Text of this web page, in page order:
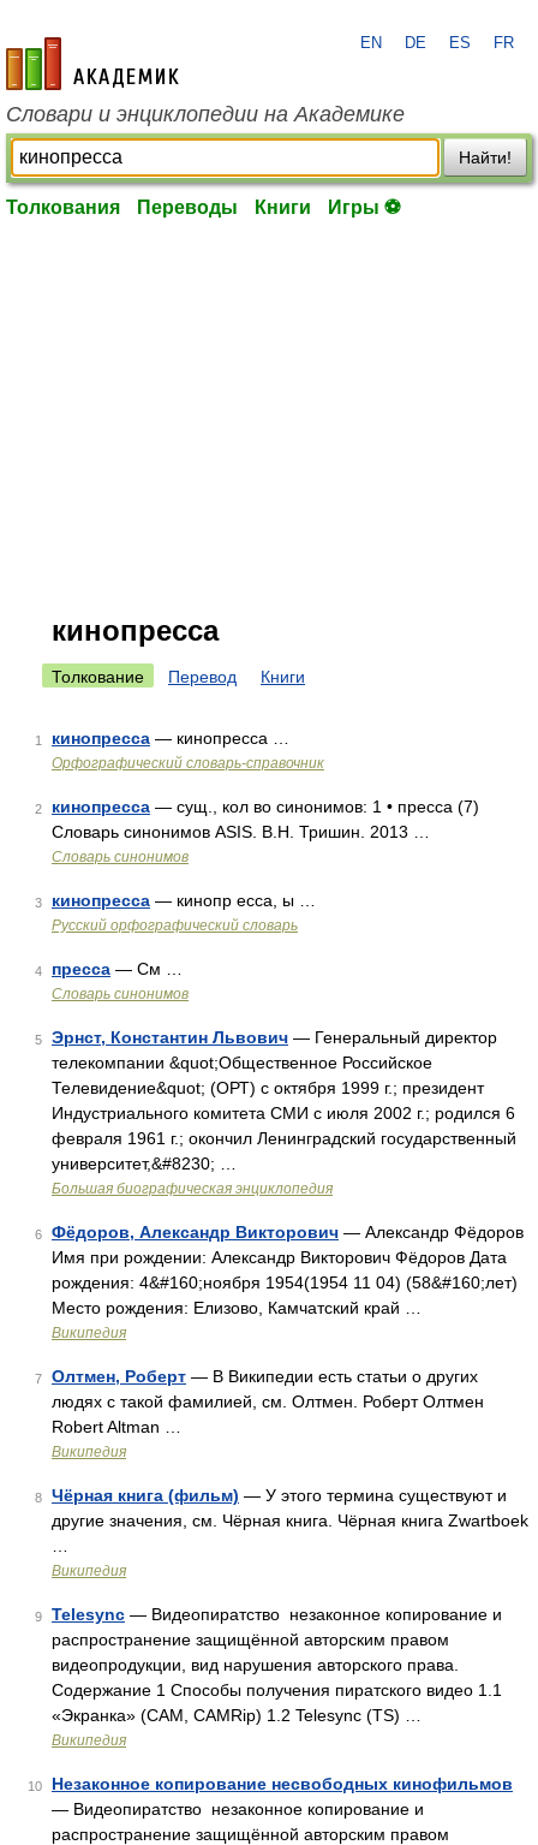
academic.ru
EN DE ES FR
Словари и энциклопедии на Академике
Найти!
Толкования Переводы Книги Игры ⚽
кинопресса
Толкование Перевод Книги
1 кинопресса — кинопресса …
Орфографический словарь-справочник
2 кинопресса — сущ., кол во синонимов: 1 • пресса (7)
Словарь синонимов ASIS. В.Н. Тришин. 2013 …
Словарь синонимов
3 кинопресса — кинопр есса, ы …
Русский орфографический словарь
4 пресса — См …
Словарь синонимов
5 Эрнст, Константин Львович — Генеральный директор
телекомпании &quot;Общественное Российское
Телевидение&quot; (ОРТ) с октября 1999 г.; президент
Индустриального комитета СМИ с июля 2002 г.; родился 6
февраля 1961 г.; окончил Ленинградский государственный
университет,&#8230; …
Большая биографическая энциклопедия
6 Фёдоров, Александр Викторович — Александр Фёдоров
Имя при рождении: Александр Викторович Фёдоров Дата
рождения: 4&#160;ноября 1954(1954 11 04) (58&#160;лет)
Место рождения: Елизово, Камчатский край …
Википедия
7 Олтмен, Роберт — В Википедии есть статьи о других
людях с такой фамилией, см. Олтмен. Роберт Олтмен
Robert Altman …
Википедия
8 Чёрная книга (фильм) — У этого термина существуют и
другие значения, см. Чёрная книга. Чёрная книга Zwartboek
Википедия
9 Telesync — Видеопиратство незаконное копирование и
распространение защищённой авторским правом
видеопродукции, вид нарушения авторского права.
Содержание 1 Способы получения пиратского видео 1.1
«Экранка» (CAM, CAMRip) 1.2 Telesync (TS) …
Википедия
10
Незаконное копирование несвободных кинофильмов
— Видеопиратство незаконное копирование и
распространение защищённой авторским правом